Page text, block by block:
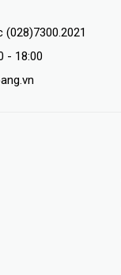
(028)7300.2021
- 18:00